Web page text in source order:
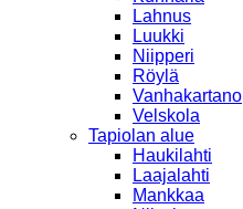
Lahnus
Luukki
Niipperi
Röylä
Vanhakartano
Velskola
Tapiolan alue
Haukilahti
Laajalahti
Mankkaa